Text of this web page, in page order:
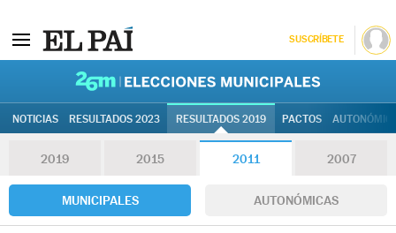
SUSCRÍBETE
NOTICIAS RESULTADOS 2023 RESULTADOS 2019 PACTOS
2019 2015 2011 2007
MUNICIPALES AUTONÓMICAS